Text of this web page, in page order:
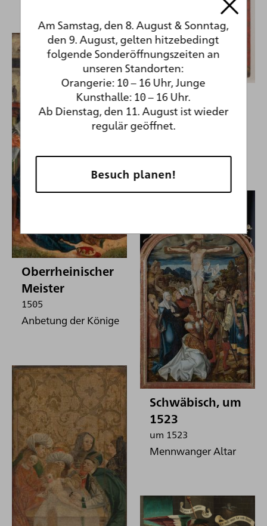
Oberrheinischer
Meister
1505
Oberrheinischer
Meister
1505
Anbetung der Könige
Schwäbisch, um
1523
um 1523
Mennwanger Altar
Am Samstag, den 8. August & Sonntag,
den 9. August, gelten hitzebedingt
folgende Sonderöffnungszeiten an
unseren Standorten:
Orangerie: 10 – 16 Uhr, Junge
Kunsthalle: 10 – 16 Uhr.
Ab Dienstag, den 11. August ist wieder
regulär geöffnet.
Besuch planen!